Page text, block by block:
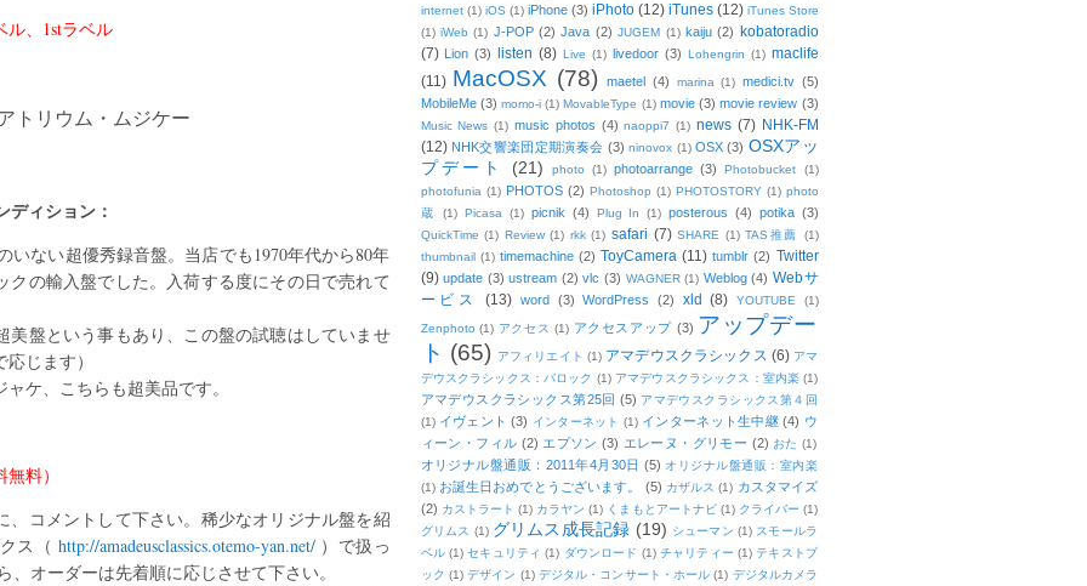
ル、1stラベル
トリウム・ムジケー
ィション：
いない超優秀録音盤。当店でも1970年代から80年
クの輸入盤でした。入荷する度にその日で売れて
美盤という事もあり、この盤の試聴はしていませ
じます）
ケ、こちらも超美品です。
料）
、コメントして下さい。稀少なオリジナル盤を紹
ス（ http://amadeusclassics.otemo-yan.net/）で扱っ
オーダーは先着順に応じさせて下さい。
internet (1) iOS (1) iPhone (3) iPhoto (12) iTunes (12) iTunes Store
(1) iWeb (1) J-POP (2) Java (2) JUGEM (1) kaiju (2)
kobatoradio
(7) Lion (3) listen (8) Live (1) livedoor (3) Lohengrin (1) maclife
(11) MacOSX (78) maetel (4) marina (1) medici.tv (5)
MobileMe (3) momo-i (1) MovableType (1) movie (3) movie review (3)
Music News (1) music photos (4) naoppi7 (1) news (7) NHK-FM
(12) NHK交響楽団定期演奏会 (3) ninovox (1) OSX (3) OSXアッ
プデート
(21) photo (1) photoarrange (3) Photobucket
(1)
photofunia (1) PHOTOS (2) Photoshop (1) PHOTOSTORY (1) photo
蔵
(1) Picasa (1) picnik (4) Plug In (1) posterous (4) potika (3)
QuickTime (1) Review (1) rkk (1) safari (7) SHARE (1) TAS推薦
(1)
thumbnail (1) timemachine (2) ToyCamera (11) tumblr (2) Twitter
(9) update (3) ustream (2) vlc (3) WAGNER (1) Weblog (4) Webサ
ービス
(13) word (3) WordPress (2) xld (8) YOUTUBE (1)
Zenphoto (1) アクセス (1) アクセスアップ (3) アップデー
ト (65) アフィリエイト (1) アマデウスクラシックス (6) アマ
デウスクラシックス：バロック (1) アマデウスクラシックス：室内楽 (1)
アマデウスクラシックス第25回 (5) アマデウスクラシックス第４回
(1) イヴェント (3) インターネット (1) インターネット生中継 (4) ウ
ィーン・フィル (2) エプソン (3) エレーヌ・グリモー (2) おた (1)
オリジナル盤通販：2011年4月30日 (5) オリジナル盤通販：室内楽
(1) お誕生日おめでとうございます。 (5) カザルス (1) カスタマイズ
(2) カストラート (1) カラヤン (1) くまもとアートナビ (1) クライバー (1)
グリムス (1) グリムス成長記録 (19) シューマン (1) スモールラ
ベル (1) セキュリティ (1) ダウンロード (1) チャリティー (1) テキストブ
ック (1) デザイン (1) デジタル・コンサート・ホール (1) デジタルカメラ